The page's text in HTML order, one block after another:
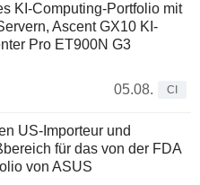
KI-Computing-Portfolio mit
Ascent GX10 KI-
Pro ET900N G3
05.08.
CI
US-Importeur und
für das von der FDA
von ASUS